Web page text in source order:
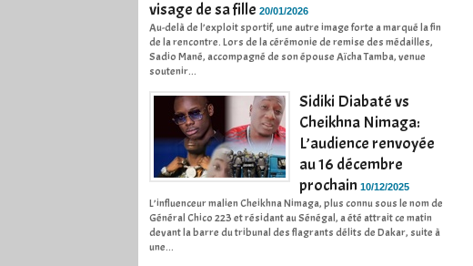
visage de sa fille 20/01/2026
Au-delà de l’exploit sportif, une autre image forte a marqué la fin
de la rencontre. Lors de la cérémonie de remise des médailles,
Sadio Mané, accompagné de son épouse Aïcha Tamba, venue
soutenir...
Sidiki Diabaté vs
Cheikhna Nimaga:
L’audience renvoyée
au 16 décembre
prochain 10/12/2025
L’influenceur malien Cheikhna Nimaga, plus connu sous le nom de
Général Chico 223 et résidant au Sénégal, a été attrait ce matin
devant la barre du tribunal des flagrants délits de Dakar, suite à
une...